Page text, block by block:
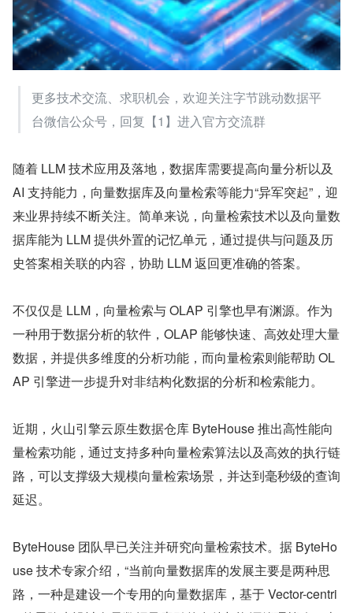
更多技术交流、求职机会，欢迎关注字节跳动数据平
台微信公众号，回复【1】进入官方交流群
随着 LLM 技术应用及落地，数据库需要提高向量分析以及
AI 支持能力，向量数据库及向量检索等能力“异军突起”，迎
来业界持续不断关注。简单来说，向量检索技术以及向量数
据库能为 LLM 提供外置的记忆单元，通过提供与问题及历
史答案相关联的内容，协助 LLM 返回更准确的答案。
不仅仅是 LLM，向量检索与 OLAP 引擎也早有渊源。作为
一种用于数据分析的软件，OLAP 能够快速、高效处理大量
数据，并提供多维度的分析功能，而向量检索则能帮助 OL
AP 引擎进一步提升对非结构化数据的分析和检索能力。
近期，火山引擎云原生数据仓库 ByteHouse 推出高性能向
量检索功能，通过支持多种向量检索算法以及高效的执行链
路，可以支撑级大规模向量检索场景，并达到毫秒级的查询
延迟。
ByteHouse 团队早已关注并研究向量检索技术。据 ByteHo
use 技术专家介绍，“当前向量数据库的发展主要是两种思
路，一种是建设一个专用的向量数据库，基于 Vector-centri